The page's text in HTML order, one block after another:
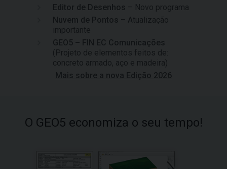
Editor de Desenhos – Novo programa
Nuvem de Pontos – Atualização
importante
GEO5 – FIN EC Comunicações
(Projeto de elementos feitos de:
concreto armado, aço e madeira)
Mais sobre a nova Edição 2026
O GEO5 economiza o seu tempo!